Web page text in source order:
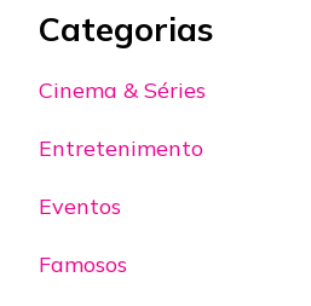
Categorias
Cinema & Séries
Entretenimento
Eventos
Famosos